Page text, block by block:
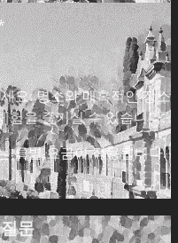
요. 명소와 매혹적인 장소
험을 즐기실 수 있습니다.
특별 요금이 적용됩니다.
문